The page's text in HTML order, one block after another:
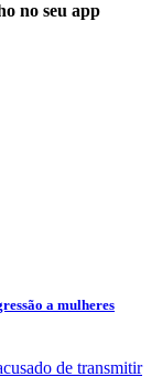
no seu app
a mulheres